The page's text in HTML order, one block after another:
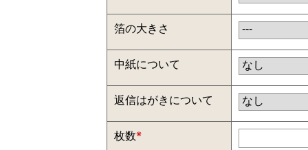
箔の大きさ
中紙について
返信はがきについて
枚数※